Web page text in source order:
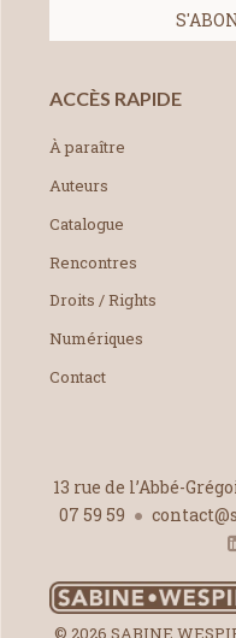
ACCÈS RAPIDE
À paraître
Auteurs
Catalogue
Rencontres
Droits / Rights
Numériques
Contact
13 rue de l’Abbé-
07 59 59
© 2026 SABINE